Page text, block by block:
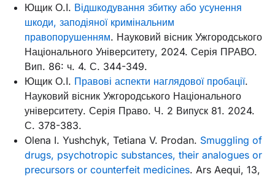
Ющик О.І. Відшкодування збитку або усунення
шкоди, заподіяної кримінальним
правопорушенням. Науковий вісник Ужгородського
Національного Університету, 2024. Серія ПРАВО.
Вип. 86: ч. 4. С. 344-349.
Ющик О.І. Правові аспекти наглядової пробації.
Науковий вісник Ужгородського Національного
університету. Серія Право. Ч. 2 Випуск 81. 2024.
С. 378-383.
Olena I. Yushchyk, Tetiana V. Prodan. Smuggling of
drugs, psychotropic substances, their analogues or
precursors or counterfeit medicines. Ars Aequi, 13,